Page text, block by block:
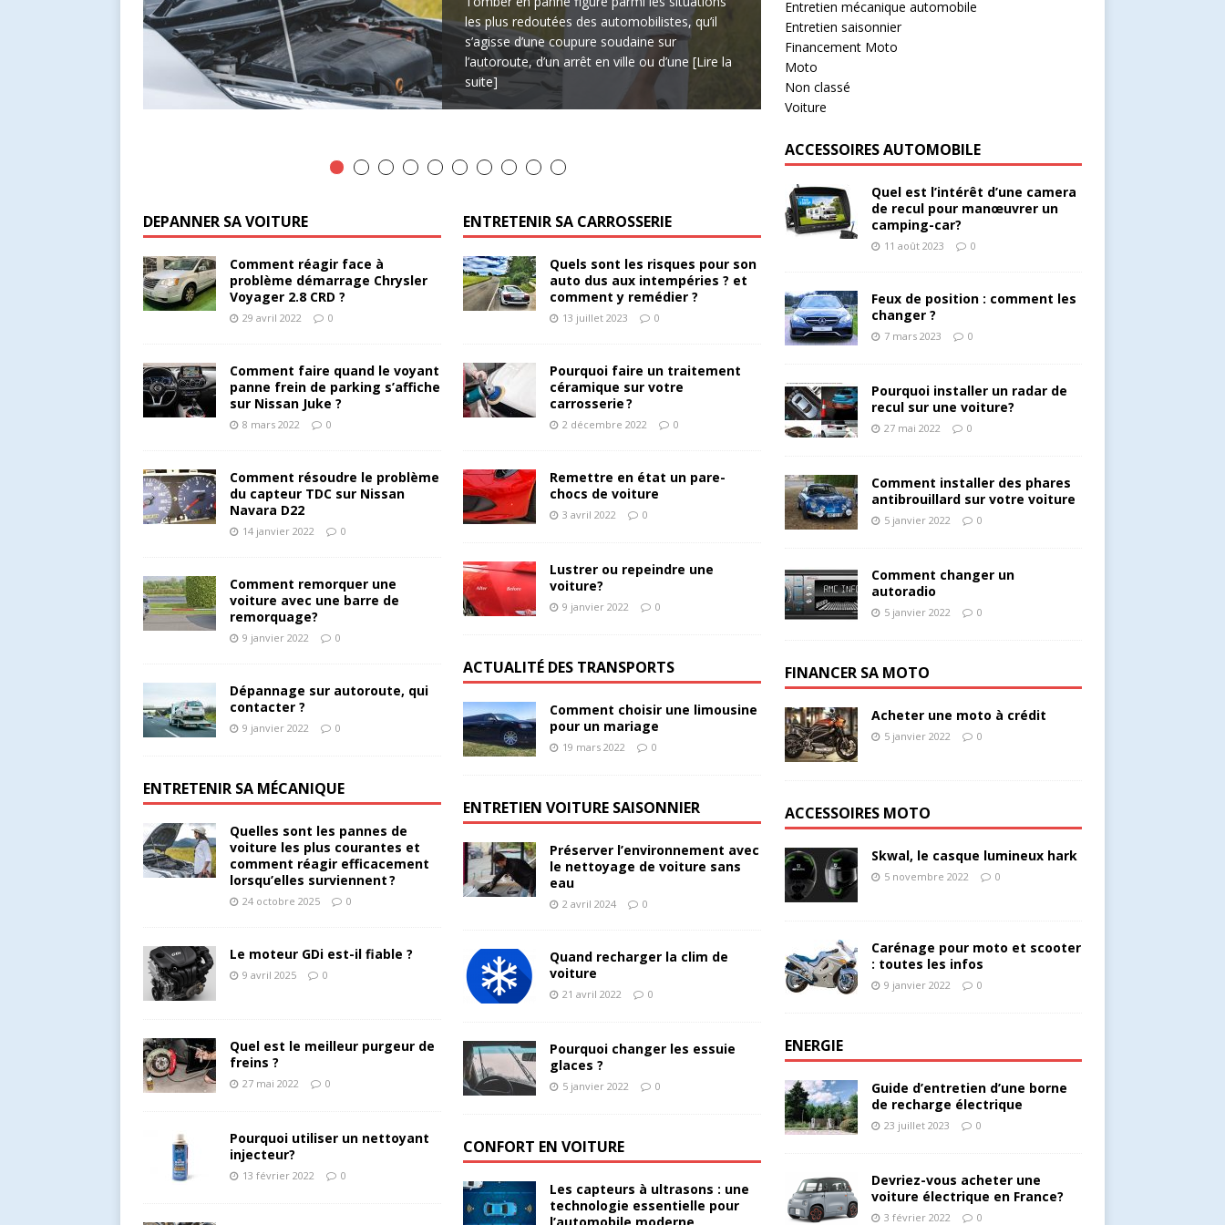
les plus redoutées des automobilistes, qu’il
s’agisse d’une coupure soudaine sur
l’autoroute, d’un arrêt en ville ou d’une[Lire la
suite]
dans tous les aspects de notre[Lire la suite]
faire demi-tour[Lire la suite]
Voici quelques[Lire la suite]
humaine pour détecter et mesurer[Lire la
suite]
pour la qualité de ses véhicules. Les[Lire la
suite]
DEPANNER SA VOITURE
Comment réagir face à
problème démarrage Chrysler
Voyager 2.8 CRD ?
29 avril 2022 0
Comment faire quand le voyant
panne frein de parking s’affiche
sur Nissan Juke ?
8 mars 2022 0
Comment résoudre le problème
du capteur TDC sur Nissan
Navara D22
14 janvier 2022 0
Comment remorquer une
voiture avec une barre de
remorquage?
9 janvier 2022 0
Dépannage sur autoroute, qui
contacter ?
9 janvier 2022 0
ENTRETENIR SA MÉCANIQUE
Quelles sont les pannes de
voiture les plus courantes et
comment réagir efficacement
lorsqu’elles surviennent ?
24 octobre 2025 0
Le moteur GDi est-il fiable ?
9 avril 2025 0
Quel est le meilleur purgeur de
freins ?
27 mai 2022 0
Pourquoi utiliser un nettoyant
injecteur?
13 février 2022 0
ENTRETENIR SA CARROSSERIE
Quels sont les risques pour son
auto dus aux intempéries ? et
comment y remédier ?
13 juillet 2023 0
Pourquoi faire un traitement
céramique sur votre
carrosserie ?
2 décembre 2022 0
Remettre en état un pare-
chocs de voiture
3 avril 2022 0
Lustrer ou repeindre une
voiture?
9 janvier 2022 0
ACTUALITÉ DES TRANSPORTS
Comment choisir une limousine
pour un mariage
19 mars 2022 0
ENTRETIEN VOITURE SAISONNIER
Préserver l’environnement avec
le nettoyage de voiture sans
eau
2 avril 2024 0
Quand recharger la clim de
voiture
21 avril 2022 0
Pourquoi changer les essuie
glaces ?
5 janvier 2022 0
CONFORT EN VOITURE
Les capteurs à ultrasons : une
technologie essentielle pour
Entretien mécanique automobile
Entretien saisonnier
Financement Moto
Moto
Non classé
Voiture
ACCESSOIRES AUTOMOBILE
Quel est l’intérêt d’une camera
de recul pour manœuvrer un
camping-car?
11 août 2023 0
Feux de position : comment les
changer ?
7 mars 2023 0
Pourquoi installer un radar de
recul sur une voiture?
27 mai 2022 0
Comment installer des phares
antibrouillard sur votre voiture
5 janvier 2022 0
Comment changer un
autoradio
5 janvier 2022 0
FINANCER SA MOTO
Acheter une moto à crédit
5 janvier 2022 0
ACCESSOIRES MOTO
Skwal, le casque lumineux hark
5 novembre 2022 0
Carénage pour moto et scooter
: toutes les infos
9 janvier 2022 0
ENERGIE
Guide d’entretien d’une borne
de recharge électrique
23 juillet 2023 0
Devriez-vous acheter une
voiture électrique en France?
3 février 2022 0